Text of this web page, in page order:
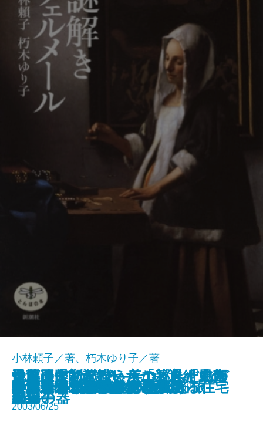
フランス ロマネスクを巡る旅
白洲次郎の流儀
ル・コルビュジエの勇気ある住宅
唐津 やきものルネサンス
司馬遼太郎が描いた「新選組」の
風景
イタリアの歓び―美の巡礼 中南
部編―
白洲正子と楽しむ旅
やさしい仏像の見方
向田邦子 暮しの愉しみ
謎解き フェルメール
小林頼子／著、朽木ゆり子／著
とんぼの本 978-4-10-602104-6 1,430円
2003/06/25
イタリアの歓び―美の巡礼 北部
編―
遠藤周作で読む イエスと十二人
の弟子
小林秀雄 美と出会う旅
白洲正子 美の種まく人
骨董の眼利きがえらぶ ふだんづ
かいの器
サンティアゴ巡礼の道
池波正太郎が残したかった「風
景」
司馬遼太郎が愛した「風景」
白洲正子“ほんもの”の生活
ナポリと南イタリアを歩く